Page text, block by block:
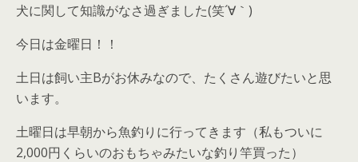
犬に関して知識がなさ過ぎました(笑´∀｀)
今日は金曜日！！
土日は飼い主Bがお休みなので、たくさん遊びたいと思
います。
土曜日は早朝から魚釣りに行ってきます（私もついに
2,000円くらいのおもちゃみたいな釣り竿買った）